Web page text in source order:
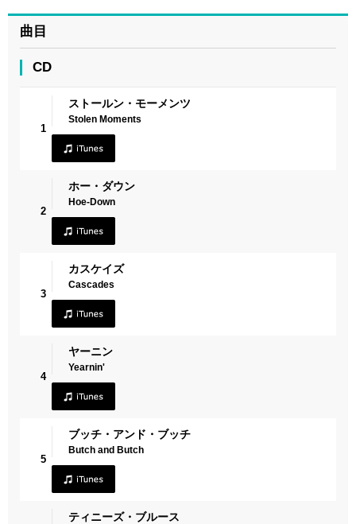
曲目
CD
1
ストールン・モーメンツ
Stolen Moments
2
ホー・ダウン
Hoe-Down
3
カスケイズ
Cascades
4
ヤーニン
Yearnin'
5
ブッチ・アンド・ブッチ
Butch and Butch
ティニーズ・ブルース